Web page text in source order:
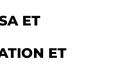
ET
ET